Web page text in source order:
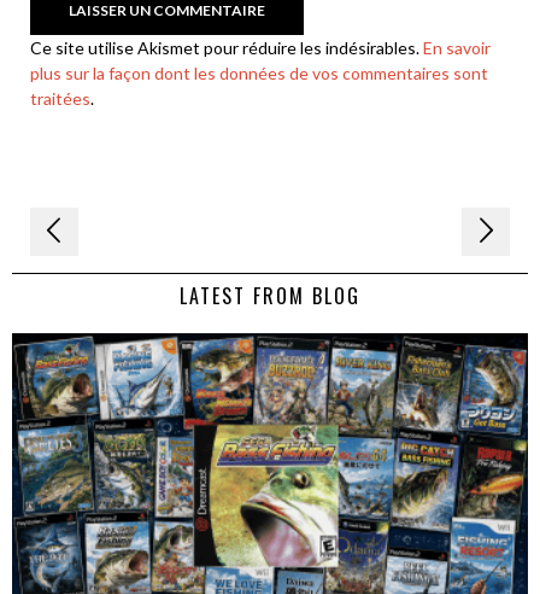
Ce site utilise Akismet pour réduire les indésirables.En savoir
plus sur la façon dont les données de vos commentaires sont
traitées.
Navigation
de LATEST FROM BLOG